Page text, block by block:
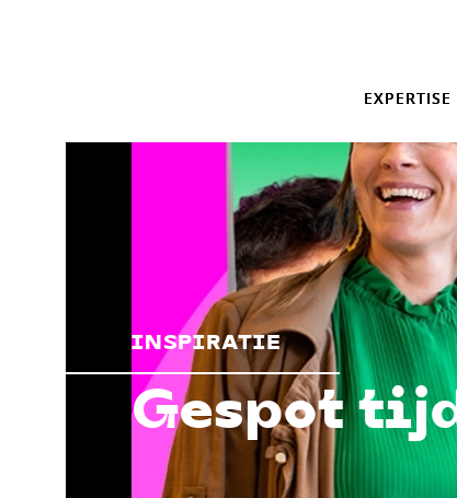
INSPIRATIE
Gespot